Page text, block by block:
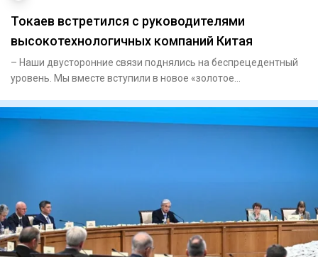
Токаев встретился с руководителями
высокотехнологичных компаний Китая
– Наши двусторонние связи поднялись на беспрецедентный
уровень. Мы вместе вступили в новое «золотое